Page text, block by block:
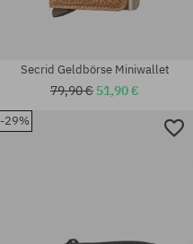
Secrid Geldbörse Miniwallet
79,90 € 51,90 €
-29%